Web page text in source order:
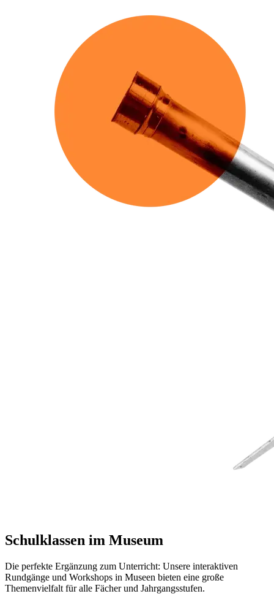
Schulklassen im Museum
Die perfekte Ergänzung zum Unterricht: Unsere interaktiven
Rundgänge und Workshops in Museen bieten eine große
Themenvielfalt für alle Fächer und Jahrgangsstufen.